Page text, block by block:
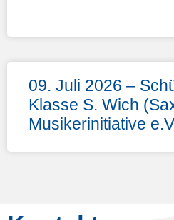
09. Juli 2026 –
Klasse S. Wich
Musikerinitiative